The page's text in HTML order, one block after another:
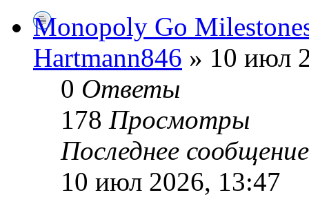
Monopoly Go
Hartmann846 » 10 июл
0 Ответы
178 Просмотры
Последнее
10 июл 2026, 13:47